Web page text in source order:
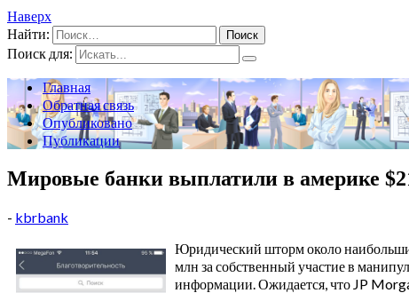
Наверх
Найти:
Поиск для:
Главная
Обратная связь
Опубликовано
Публикации
Мировые банки выплатили в америке
- kbrbank
Юридический шторм около
млн за собственный участие в
информации. Ожидается, что JP